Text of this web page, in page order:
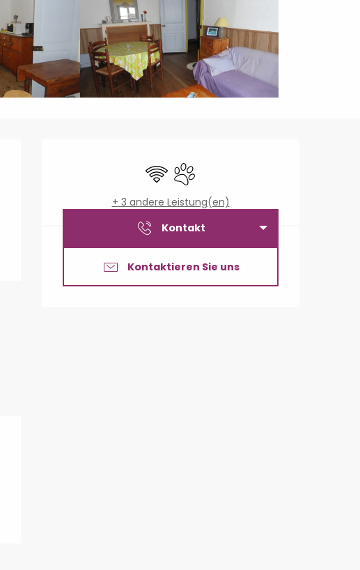
Öffnungszeiten &
Wi-Fi Tiere erlaubt
+ 3 andere Leistung(en)
Kontakt
Kontaktieren Sie uns